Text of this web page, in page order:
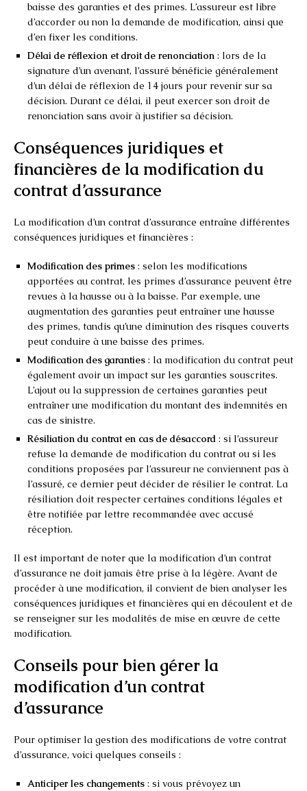
baisse des garanties et des primes. L’assureur est libre
d’accorder ou non la demande de modification, ainsi que
d’en fixer les conditions.
Délai de réflexion et droit de renonciation : lors de la
signature d’un avenant, l’assuré bénéficie généralement
d’un délai de réflexion de 14 jours pour revenir sur sa
décision. Durant ce délai, il peut exercer son droit de
renonciation sans avoir à justifier sa décision.
Conséquences juridiques et
financières de la modification du
contrat d’assurance
La modification d’un contrat d’assurance entraîne différentes
conséquences juridiques et financières :
Modification des primes : selon les modifications
apportées au contrat, les primes d’assurance peuvent être
revues à la hausse ou à la baisse. Par exemple, une
augmentation des garanties peut entraîner une hausse
des primes, tandis qu’une diminution des risques couverts
peut conduire à une baisse des primes.
Modification des garanties : la modification du contrat peut
également avoir un impact sur les garanties souscrites.
L’ajout ou la suppression de certaines garanties peut
entraîner une modification du montant des indemnités en
cas de sinistre.
Résiliation du contrat en cas de désaccord : si l’assureur
refuse la demande de modification du contrat ou si les
conditions proposées par l’assureur ne conviennent pas à
l’assuré, ce dernier peut décider de résilier le contrat. La
résiliation doit respecter certaines conditions légales et
être notifiée par lettre recommandée avec accusé
réception.
Il est important de noter que la modification d’un contrat
d’assurance ne doit jamais être prise à la légère. Avant de
procéder à une modification, il convient de bien analyser les
conséquences juridiques et financières qui en découlent et de
se renseigner sur les modalités de mise en œuvre de cette
modification.
Conseils pour bien gérer la
modification d’un contrat
d’assurance
Pour optimiser la gestion des modifications de votre contrat
d’assurance, voici quelques conseils :
Anticiper les changements : si vous prévoyez un